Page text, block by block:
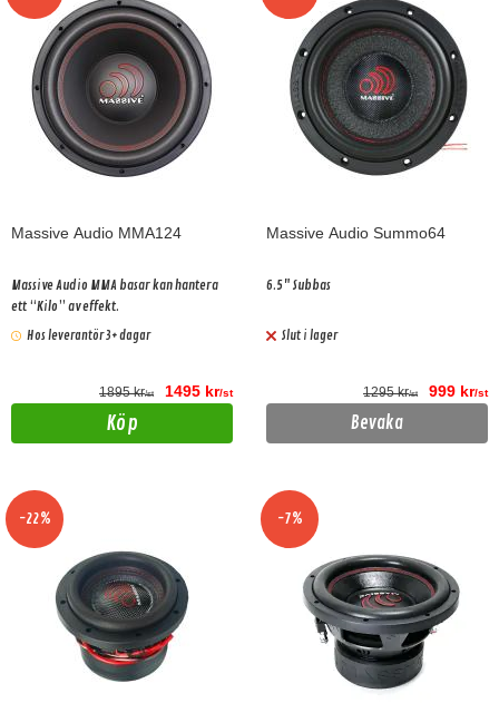
Massive Audio MMA124
Massive Audio MMA basar kan hantera
ett “Kilo” av effekt.
Hos leverantör 3+ dagar
1895 kr/st 1495 kr/st
Köp
Massive Audio Summo64
6.5" Subbas
Slut i lager
1295 kr/st 999 kr/st
Bevaka
-22% -7%